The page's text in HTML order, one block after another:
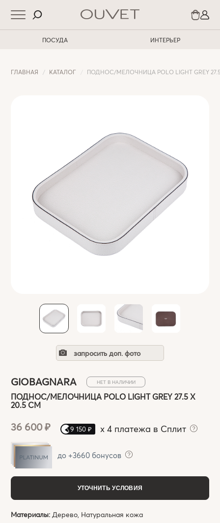
ПОСУДА ИНТЕРЬЕР
ГЛАВНАЯ КАТАЛОГ ПОДНОС/МЕЛОЧНИЦА POLO LIGHT GREY
запросить доп. фото
GIOBAGNARA НЕТ В НАЛИЧИИ
ПОДНОС/МЕЛОЧНИЦА POLO LIGHT GREY 27.5 Х
20.5 СМ
36 600 ₽ 9 150 ₽ x 4 платежа в Сплит
до +3660 бонусов
УТОЧНИТЬ УСЛОВИЯ
Материалы: Дерево, Натуральная кожа